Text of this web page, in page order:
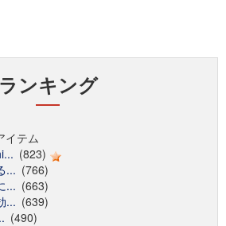
ランキング
イテム
(823)
... (766)
... (663)
... (639)
(490)